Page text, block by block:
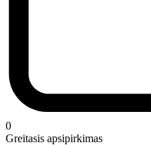
0
Greitasis apsipirkimas